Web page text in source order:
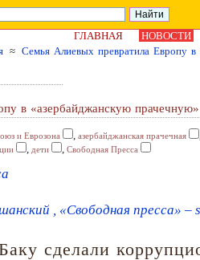
ГЛАВНАЯ
НОВОСТИ
≈ Семья Алиевых превратила Европу
в «азербайджанскую прачечную»
и Еврозона , азербайджанская прачечная
, дети , Свободная Пресса
, «Свободная пресса» –
сделали